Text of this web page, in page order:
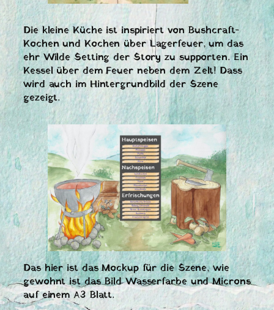
Die kleine Küche ist inspiriert von Bushcraft-
Kochen und Kochen über Lagerfeuer, um das
ehr Wilde Setting der Story zu supporten. Ein
Kessel über dem Feuer neben dem Zelt! Dass
wird auch im Hintergrundbild der Szene
gezeigt.
Das hier ist das Mockup für die Szene, wie
gewohnt ist das Bild Wasserfarbe und Microns
auf einem A3 Blatt.